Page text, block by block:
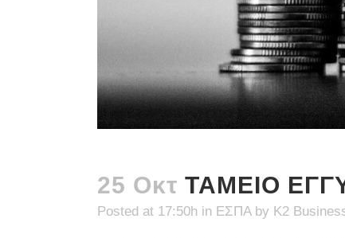
25 Οκτ ΤΑΜΕΙΟ
Posted at 17:50h in ΕΣΠΑ by K2